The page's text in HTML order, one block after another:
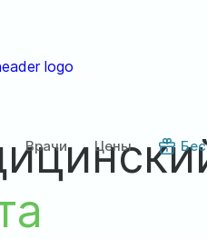
Врачи Цены